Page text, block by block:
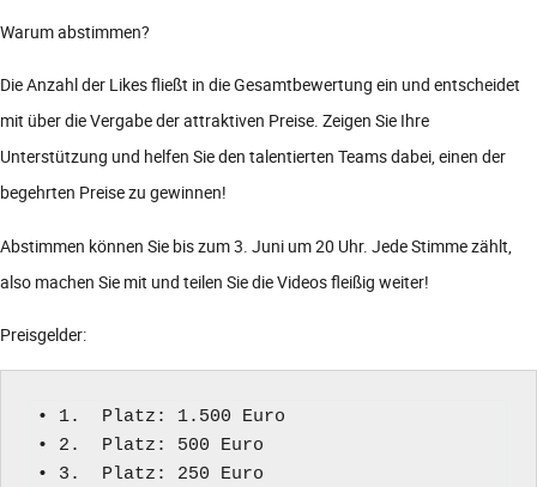
Warum abstimmen?
Die Anzahl der Likes fließt in die Gesamtbewertung ein und entscheidet
mit über die Vergabe der attraktiven Preise. Zeigen Sie Ihre
Unterstützung und helfen Sie den talentierten Teams dabei, einen der
begehrten Preise zu gewinnen!
Abstimmen können Sie bis zum 3. Juni um 20 Uhr. Jede Stimme zählt,
also machen Sie mit und teilen Sie die Videos fleißig weiter!
Preisgelder:
• 1.  Platz: 1.500 Euro
• 2.  Platz: 500 Euro
• 3.  Platz: 250 Euro